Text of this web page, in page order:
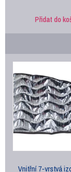
Přidat do
Vnitřní 7-vrstvá